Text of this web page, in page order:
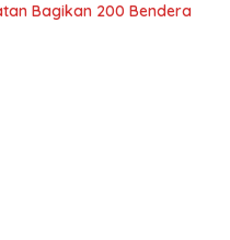
Bagikan 200 Bendera